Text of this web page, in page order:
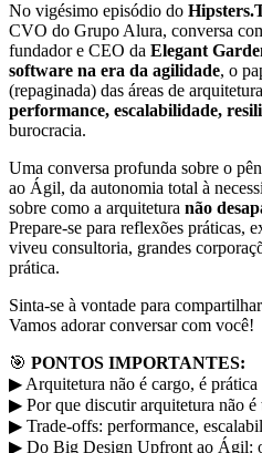
No vigésimo episódio do
CVO do Grupo Alura, conversa
fundador e CEO da Elegant
software na era da agilidade, o
(repaginada) das áreas de
performance, escalabilidade,
burocracia.
Uma conversa profunda sobre o
ao Ágil, da autonomia total à
sobre como a arquitetura não
Prepare-se para reflexões práticas,
viveu consultoria, grandes
prática.
Sinta-se à vontade para
Vamos adorar conversar com você!
🎯 PONTOS IMPORTANTES:
▶ Arquitetura não é cargo, é prática
▶ Por que discutir arquitetura não é
▶ Trade-offs: performance,
▶ Do Big Design Upfront ao Ágil: